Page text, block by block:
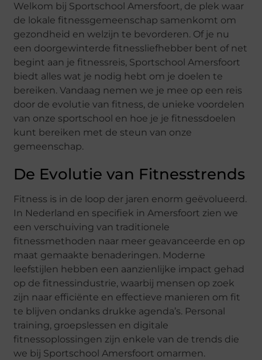
Welkom bij Sportschool Amersfoort, de plek waar
de lokale fitnessgemeenschap samenkomt om
gezondheid en welzijn te bevorderen. Of je nu
een doorgewinterde fitnessliefhebber bent of net
begint aan je fitnessreis, Sportschool Amersfoort
biedt alles wat je nodig hebt om je doelen te
bereiken. Vandaag nemen we je mee op een reis
door de evolutie van fitness, de unieke voordelen
van onze sportschool en hoe je je fitnessdoelen
kunt bereiken met de steun van onze
gemeenschap.
De Evolutie van Fitnesstrends
Fitness is in de loop der jaren enorm geëvolueerd.
In Nederland en specifiek in Amersfoort zien we
een verschuiving van traditionele
fitnessmethoden naar meer geavanceerde en op
maat gemaakte benaderingen. Moderne
leefstijlen hebben een aanzienlijke impact gehad
op de fitnessindustrie, waarbij mensen op zoek
zijn naar efficiënte en effectieve manieren om fit
te blijven ondanks drukke agenda’s. Personal
training, groepslessen en digitale
fitnessoplossingen zijn enkele van de trends die
we bij Sportschool Amersfoort omarmen.